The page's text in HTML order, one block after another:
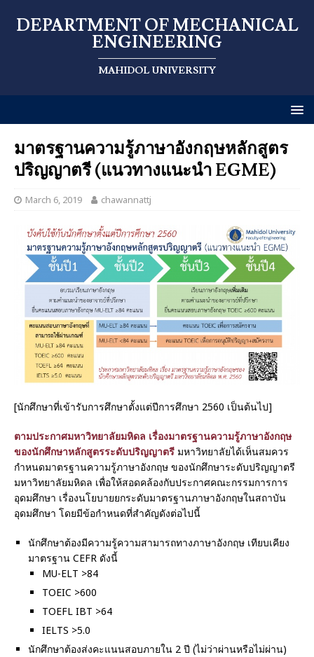
DEPARTMENT OF MECHANICAL
ENGINEERING
MAHIDOL UNIVERSITY
มาตรฐานความรู้ภาษาอังกฤษหลักสูตร
ปริญญาตรี (แนวทางแนะนำ EGME)
March 6, 2019 chawannattj
[นักศึกษาที่เข้ารับการศึกษาตั้งแต่ปีการศึกษา 2560 เป็นต้นไป]
ตามประกาศมหาวิทยาลัยมหิดล เรื่องมาตรฐานความรู้ภาษาอังกฤษ
ของนักศึกษาหลักสูตรระดับปริญญาตรี มหาวิทยาลัยได้เห็นสมควร
กำหนดมาตรฐานความรู้ภาษาอังกฤษ ของนักศึกษาระดับปริญญาตรี
มหาวิทยาลัยมหิดล เพื่อให้สอดคล้องกับประกาศคณะกรรมการการ
อุดมศึกษา เรื่องนโยบายยกระดับมาตรฐานภาษาอังกฤษในสถาบัน
อุดมศึกษา โดยมีข้อกำหนดที่สำคัญดังต่อไปนี้
นักศึกษาต้องมีความรู้ความสามารถทางภาษาอังกฤษ เทียบเคียง
มาตรฐาน CEFR ดังนี้
MU-ELT >84
TOEIC >600
TOEFL IBT >64
IELTS >5.0
นักศึกษาต้องส่งคะแนนสอบภายใน 2 ปี (ไม่ว่าผ่านหรือไม่ผ่าน)